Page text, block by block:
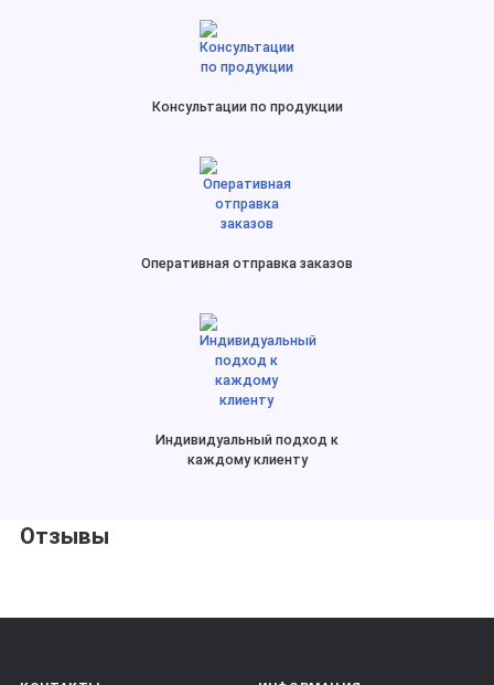
Консультации по продукции
Оперативная отправка заказов
Индивидуальный подход к
каждому клиенту
Отзывы